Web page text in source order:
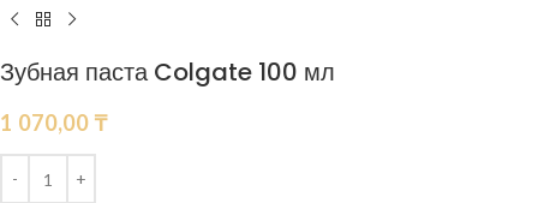
Зубная паста Colgate 100 мл
1 070,00 ₸